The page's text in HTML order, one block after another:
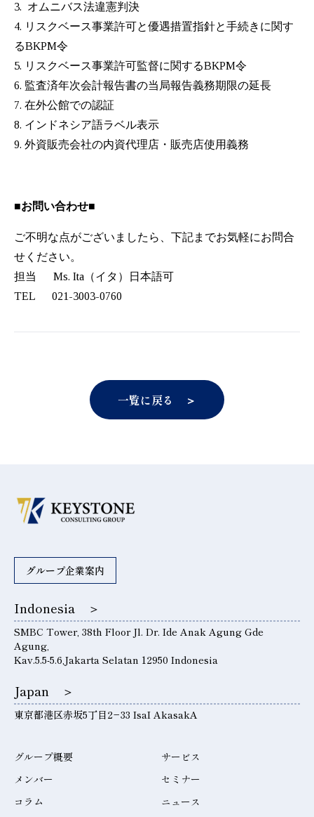
3. オムニバス法違憲判決
4. リスクベース事業許可と優遇措置指針と手続きに関す
るBKPM令
5. リスクベース事業許可監督に関するBKPM令
6. 監査済年次会計報告書の当局報告義務期限の延長
7. 在外公館での認証
8. インドネシア語ラベル表示
9. 外資販売会社の内資代理店・販売店使用義務
■お問い合わせ■
ご不明な点がございましたら、下記までお気軽にお問合
せください。
担当 Ms. Ita（イタ）日本語可
TEL 021-3003-0760
一覧に戻る ＞
グループ企業案内
Indonesia ＞
SMBC Tower, 38th Floor Jl. Dr. Ide Anak Agung Gde
Agung,
Kav.5.5-5.6,Jakarta Selatan 12950 Indonesia
Japan ＞
東京都港区赤坂5丁目2−33 IsaI AkasakA
グループ概要
サービス
メンバー
セミナー
コラム
ニュース